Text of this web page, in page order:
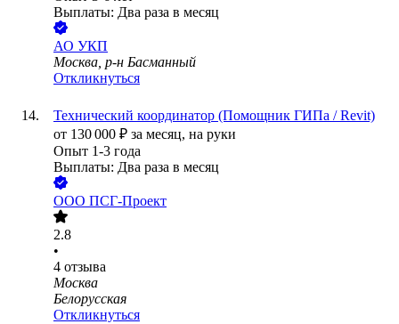
Выплаты: Два раза в месяц
АО УКП
Москва, р-н Басманный
Откликнуться
Технический координатор (Помощник ГИПа / Revit)
от 130 000 ₽ за месяц, на руки
Опыт 1-3 года
Выплаты: Два раза в месяц
ООО ПСГ-Проект
2.8
•
4 отзыва
Москва
Белорусская
Откликнуться